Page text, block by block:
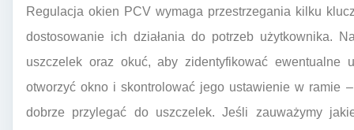
Regulacja okien PCV wymaga przestrzegania kilku
dostosowanie ich działania do potrzeb użytkownika.
uszczelek oraz okuć, aby zidentyfikować ewentualne
otworzyć okno i skontrolować jego ustawienie w ramie
dobrze przylegać do uszczelek. Jeśli zauważymy